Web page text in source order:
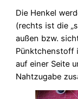
Die Henkel
(rechts ist die
außen bzw.
Pünktchenstoff
auf einer Seite
Nahtzugabe